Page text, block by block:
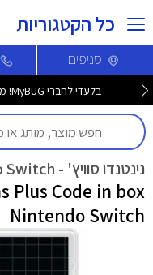
כל הקטגוריות
סניפים
בלעדי לחברי MyBUG! מגוון מקלדות AULA ב-20% הנחה >>>
נינטנדו סוויץ' - Nintendo Switch
Nintendo Switch